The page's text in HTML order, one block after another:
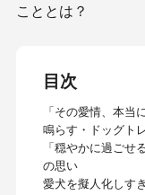
こととは？
目次
「その愛情、本当
鳴らす・ドッグト
「穏やかに過ごせ
の思い
愛犬を擬人化しす